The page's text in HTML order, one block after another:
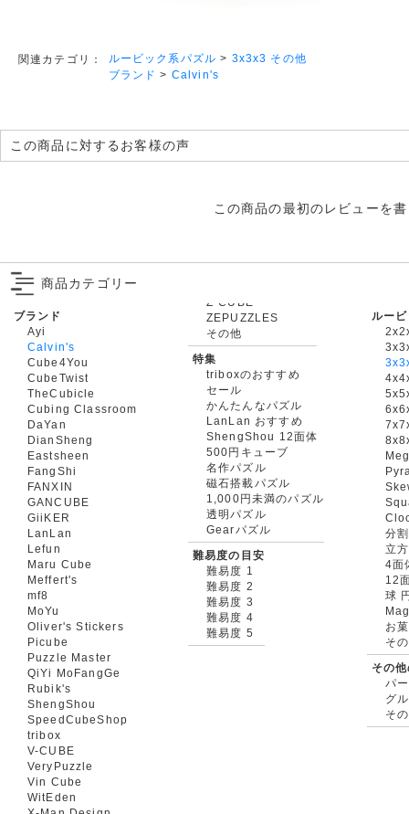
関連カテゴリ： ルービック系パズル > 3x3x3 その他
ブランド > Calvin's
この商品に対するお客様の声
この商品の最初のレビューを
商品カテゴリー
ブランド
Ayi
Calvin's
Cube4You
CubeTwist
TheCubicle
Cubing Classroom
DaYan
DianSheng
Eastsheen
FangShi
FANXIN
GANCUBE
GiiKER
LanLan
Lefun
Maru Cube
Meffert's
mf8
MoYu
Oliver's Stickers
Picube
Puzzle Master
QiYi MoFangGe
Rubik's
ShengShou
SpeedCubeShop
tribox
V-CUBE
VeryPuzzle
Vin Cube
WitEden
ZEPUZZLES
その他
特集
triboxのおすすめ
セール
かんたんなパズル
LanLan おすすめ
ShengShou 12面体
500円キューブ
名作パズル
磁石搭載パズル
1,000円未満のパズル
透明パズル
Gearパズル
難易度の目安
難易度 1
難易度 2
難易度 3
難易度 4
難易度 5
ルー
分
立
4面
12
球
お
そ
その
パ
グ
そ